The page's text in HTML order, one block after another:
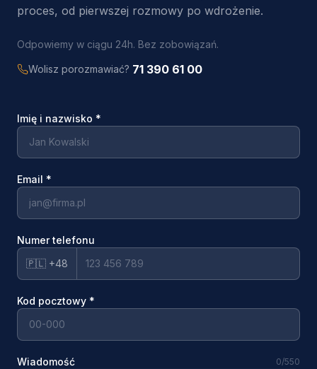
proces, od pierwszej rozmowy po wdrożenie.
Odpowiemy w ciągu 24h. Bez zobowiązań.
Wolisz porozmawiać? 71 390 61 00
Imię i nazwisko *
Email *
Numer telefonu
🇵🇱 +48
Kod pocztowy *
Wiadomość 0/550